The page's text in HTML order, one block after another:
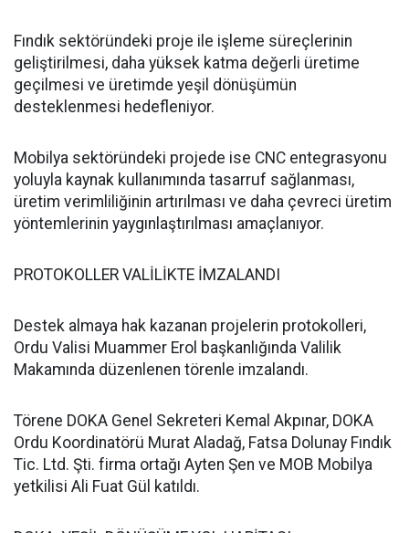
Fındık sektöründeki proje ile işleme süreçlerinin
geliştirilmesi, daha yüksek katma değerli üretime
geçilmesi ve üretimde yeşil dönüşümün
desteklenmesi hedefleniyor.
Mobilya sektöründeki projede ise CNC entegrasyonu
yoluyla kaynak kullanımında tasarruf sağlanması,
üretim verimliliğinin artırılması ve daha çevreci üretim
yöntemlerinin yaygınlaştırılması amaçlanıyor.
PROTOKOLLER VALİLİKTE İMZALANDI
Destek almaya hak kazanan projelerin protokolleri,
Ordu Valisi Muammer Erol başkanlığında Valilik
Makamında düzenlenen törenle imzalandı.
Törene DOKA Genel Sekreteri Kemal Akpınar, DOKA
Ordu Koordinatörü Murat Aladağ, Fatsa Dolunay Fındık
Tic. Ltd. Şti. firma ortağı Ayten Şen ve MOB Mobilya
yetkilisi Ali Fuat Gül katıldı.